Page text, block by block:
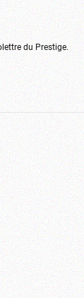
du Prestige.